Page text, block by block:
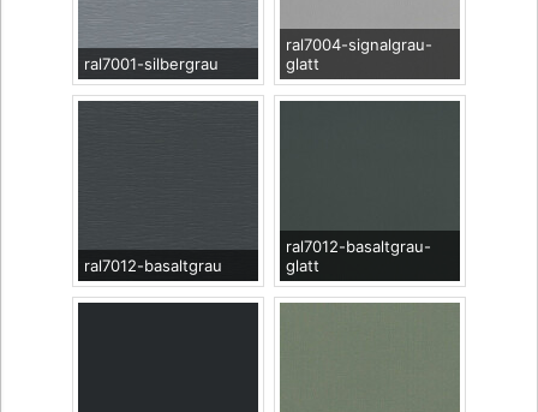
ral7001-silbergrau
ral7004-signalgrau-
glatt
ral7012-basaltgrau
ral7012-basaltgrau-
glatt